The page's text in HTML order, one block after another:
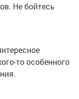
Не бойтесь
то особенного